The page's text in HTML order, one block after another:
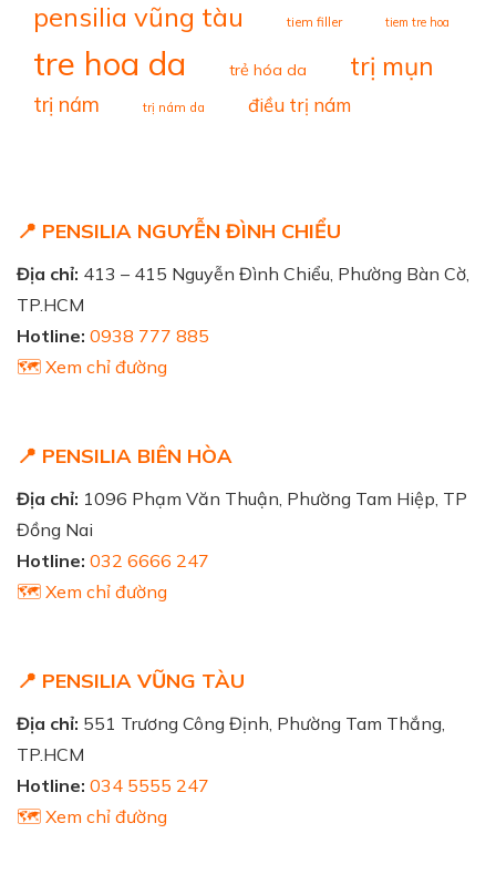
pensilia vũng tàu tiem filler tiem tre hoa
tre hoa da trẻ hóa da trị mụn
trị nám trị nám da điều trị nám
📍 PENSILIA NGUYỄN ĐÌNH CHIỂU
Địa chỉ: 413 – 415 Nguyễn Đình Chiểu, Phường Bàn Cờ,
TP.HCM
Hotline: 0938 777 885
🗺️ Xem chỉ đường
📍 PENSILIA BIÊN HÒA
Địa chỉ: 1096 Phạm Văn Thuận, Phường Tam Hiệp, TP
Đồng Nai
Hotline: 032 6666 247
🗺️ Xem chỉ đường
📍 PENSILIA VŨNG TÀU
Địa chỉ: 551 Trương Công Định, Phường Tam Thắng,
TP.HCM
Hotline: 034 5555 247
🗺️ Xem chỉ đường